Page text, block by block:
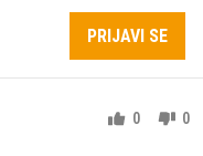
PRIJAVI SE
0 0